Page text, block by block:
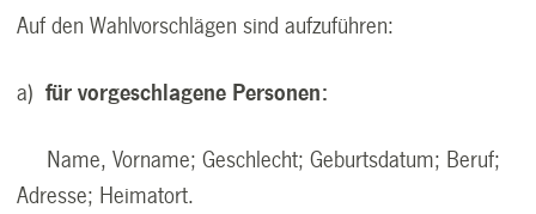
Auf den Wahlvorschlägen sind aufzuführen:
a)für vorgeschlagene Personen:
Name, Vorname; Geschlecht; Geburtsdatum; Beruf;
Adresse; Heimatort.